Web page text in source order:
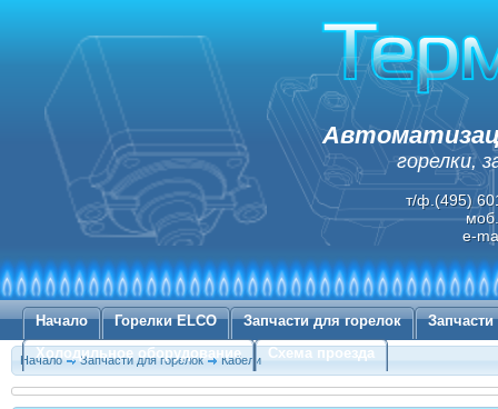
горелки,
т/ф.(495)
e-
Начало Горелки ELCO Запчасти для горелок
Холодильное оборудование
Схема проезда
Начало Запчасти для горелок Кабели